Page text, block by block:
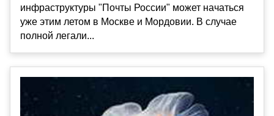
инфраструктуры "Почты России" может начаться
уже этим летом в Москве и Мордовии. В случае
полной легали...